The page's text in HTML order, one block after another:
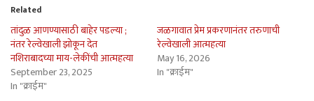
Related
तांदुळ आणण्यासाठी बाहेर पडल्या ;
नंतर रेल्वेखाली झोकून देत
नशिराबादच्या माय-लेकींची आत्महत्या
September 23, 2025
In "क्राईम"
जळगावात प्रेम प्रकरणानंतर तरुणाची
रेल्वेखाली आत्महत्या
May 16, 2026
In "क्राईम"